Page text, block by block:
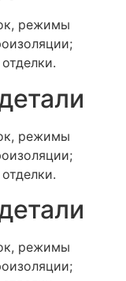
режимы
режимы
режимы